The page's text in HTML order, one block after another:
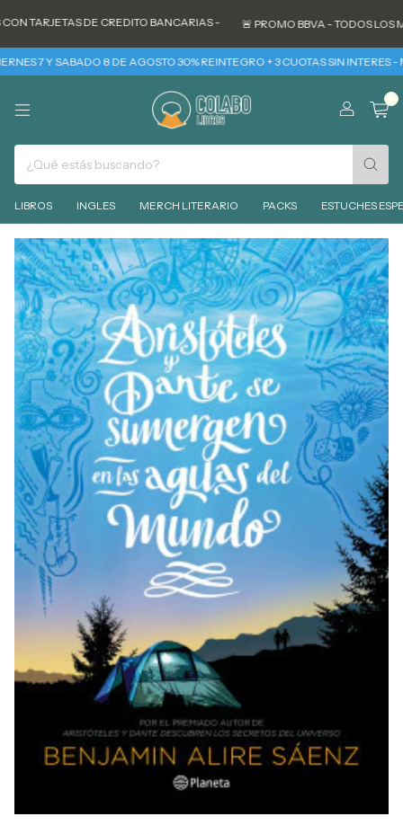
DE CREDITO BANCARIAS - 🚨 PROMO BBVA - TODOS LOS MARTES
8 DE AGOSTO 30% REINTEGRO + 3 CUOTAS SIN INTERES -
LIBROS INGLES MERCH LITERARIO PACKS ESTUCHES